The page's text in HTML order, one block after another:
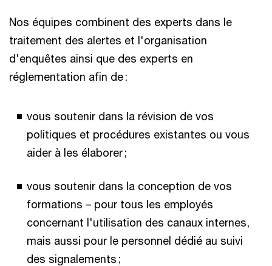
Nos équipes combinent des experts dans le
traitement des alertes et l'organisation
d'enquêtes ainsi que des experts en
réglementation afin de :
vous soutenir dans la révision de vos
politiques et procédures existantes ou vous
aider à les élaborer ;
vous soutenir dans la conception de vos
formations – pour tous les employés
concernant l'utilisation des canaux internes,
mais aussi pour le personnel dédié au suivi
des signalements ;